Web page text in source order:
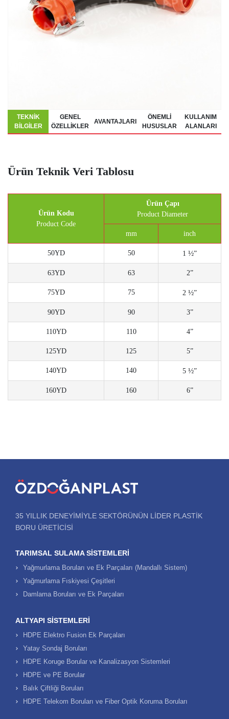
TEKNIK
BILGILER
GENEL
ÖZELLIKLER
AVANTAJLARI
ÖNEMLI
HUSUSLAR
KULLANIM
ALANLARI
Ürün Teknik Veri Tablosu
Ürün Kodu
Product Code
Ürün Çapı
Product Diameter
mm inch
50YD 50 1 ½”
63YD 63 2”
75YD 75 2 ½”
90YD 90 3”
110YD 110 4”
125YD 125 5”
140YD 140 5 ½”
160YD 160 6”
35 YILLIK DENEYIMIYLE SEKTÖRÜNÜN LIDER PLASTIK
BORU ÜRETICISI
TARIMSAL SULAMA SISTEMLERI
Yağmurlama Boruları ve Ek Parçaları (Mandallı Sistem)
Yağmurlama Fıskiyesi Çeşitleri
Damlama Boruları ve Ek Parçaları
ALTYAPI SISTEMLERI
HDPE Elektro Fusion Ek Parçaları
Yatay Sondaj Boruları
HDPE Koruge Borular ve Kanalizasyon Sistemleri
HDPE ve PE Borular
Balık Çiftliği Boruları
HDPE Telekom Boruları ve Fiber Optik Koruma Boruları